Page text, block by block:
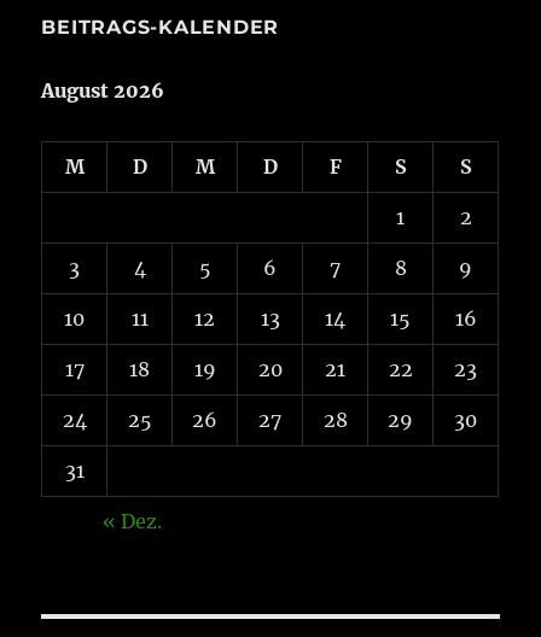
BEITRAGS-KALENDER
August 2026
M D M D F S S
1 2
3 4 5 6 7 8 9
10 11 12 13 14 15 16
17 18 19 20 21 22 23
24 25 26 27 28 29 30
31
« Dez.